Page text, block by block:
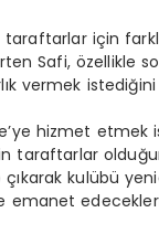
için
Safi, özellikle
vermek
hizmet etmek
taraftarlar
çıkarak kulübü
emanet